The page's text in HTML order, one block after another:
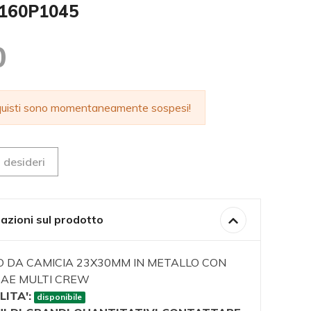
sono momentaneamente sospesi!
sul prodotto
DA CAMICIA 23X30MM IN METALLO CON
MULTI CREW
disponibile